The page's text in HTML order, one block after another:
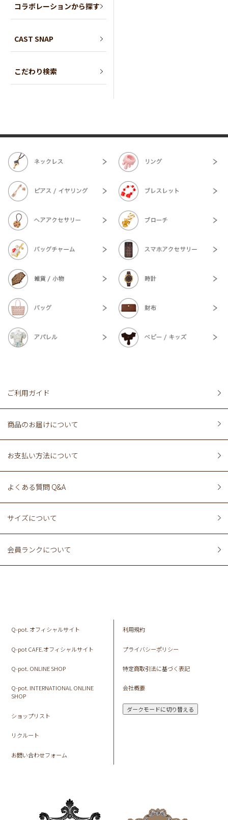
コラボレーションから探す
CAST SNAP
こだわり検索
ご利用ガイド
商品のお届けについて
お支払い方法について
よくある質問 Q&A
サイズについて
会員ランクについて
Q-pot. オフィシャルサイト
Q-pot CAFE.オフィシャルサイト
Q-pot. ONLINE SHOP
Q-pot. INTERNATIONAL ONLINE
SHOP
ショップリスト
リクルート
お問い合わせフォーム
利用規約
プライバシーポリシー
特定商取引法に基づく表記
会社概要
ダークモードに切り替える